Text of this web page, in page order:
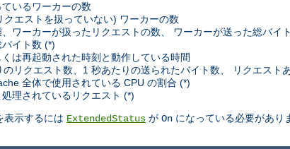
いるワーカーの数
クエストを扱っていない) ワーカーの数
ワーカーが扱ったリクエストの数、 ワーカーが送った総バイ
イト数 (*)
は再起動された時刻と動作している時間
リクエスト数、1 秒あたりの送られたバイト数、 リクエスト
全体で使用されている CPU の割合 (*)
理されているリクエスト (*)
表示するには ExtendedStatus が On になっている必要があり